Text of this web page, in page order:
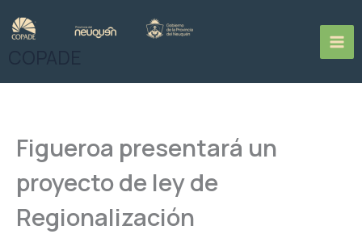
contenido
Figueroa presentará un
proyecto de ley de
Regionalización